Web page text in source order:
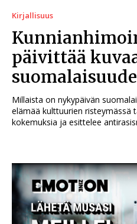
Kirjallisuus
päivittää
Millaista on nykypäivän
elämää kulttuurien risteymässä
kokemuksia ja esittelee